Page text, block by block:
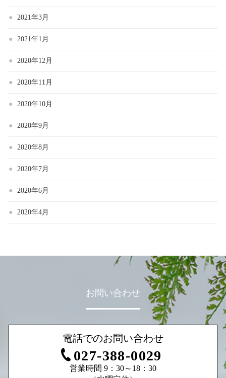
2021年3月
2021年1月
2020年12月
2020年11月
2020年10月
2020年9月
2020年8月
2020年7月
2020年6月
2020年4月
お問い合わせ
電話でのお問い合わせ
027-388-0029
営業時間 9：30～18：30